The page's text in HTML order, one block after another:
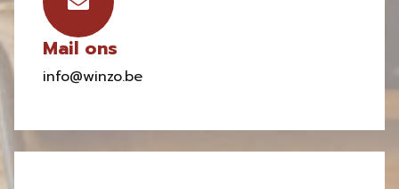
Mail ons
info@winzo.be